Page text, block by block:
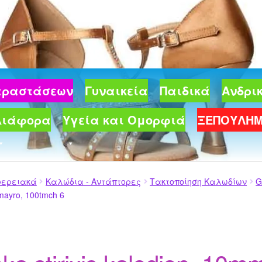
Γυναικεία Παιδικά
Υγεία και Ομορφιά
Καλώδια - Αντάπτορες Τακτοποίηση Καλωδίων
100tmch 6